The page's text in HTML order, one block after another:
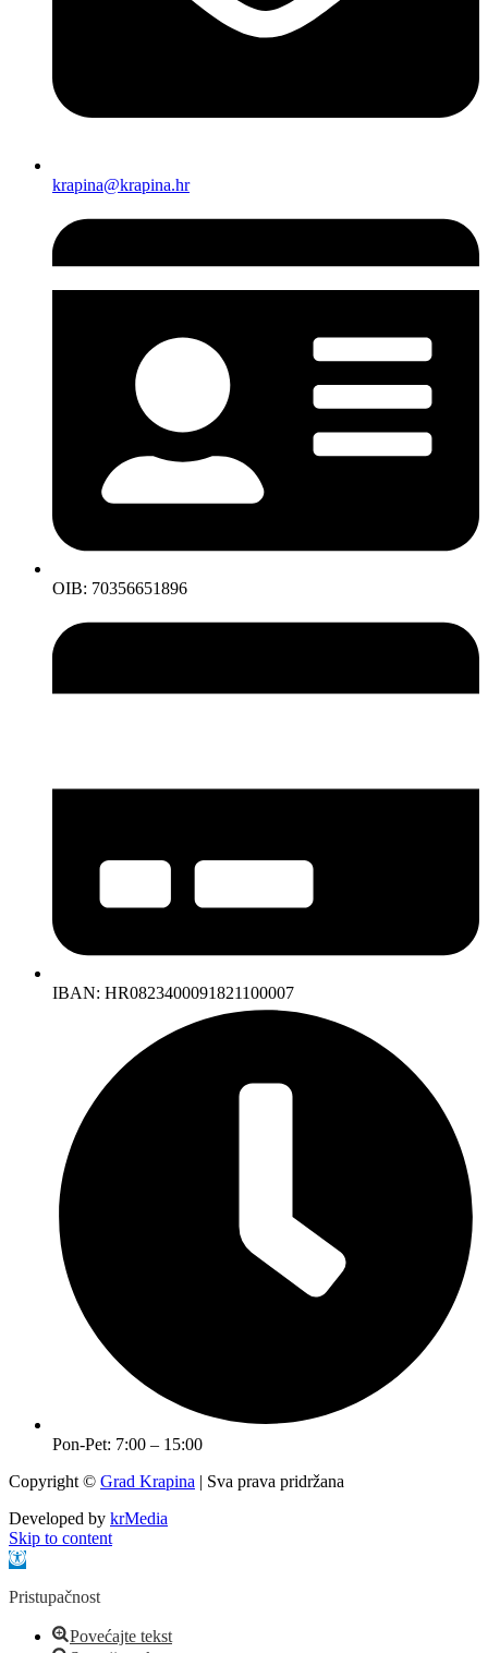
krapina@krapina.hr
OIB: 70356651896
IBAN: HR0823400091821100007
Pon-Pet: 7:00 – 15:00
Copyright © Grad Krapina | Sva prava pridržana
Developed by krMedia
Skip to content
Open toolbar
Pristupačnost
Povećajte tekst